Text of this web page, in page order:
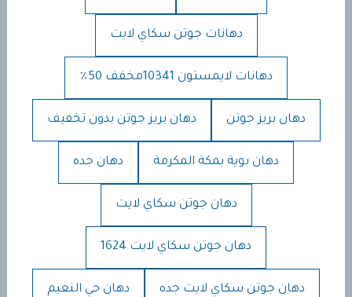
دهانات جوتن سكاي لايت
دهانات لايمستون 10341مخفف 50٪
دهان بريز جوتن دهان بريز جوتن بدون تخفيف
دهان بوية بمكة المكرمة دهان جده
دهان جوتن سكاي لايت
دهان جوتن سكاي لايت 1624
دهان جوتن سكاي لايت جده دهان حي النعيم